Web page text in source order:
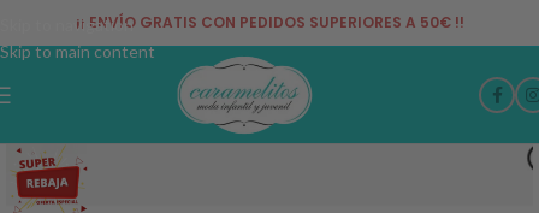
Skip to navigation
Skip to main content
¡¡ ENVÍO GRATIS CON PEDIDOS SUPERIORES A 50€ !!
-38%